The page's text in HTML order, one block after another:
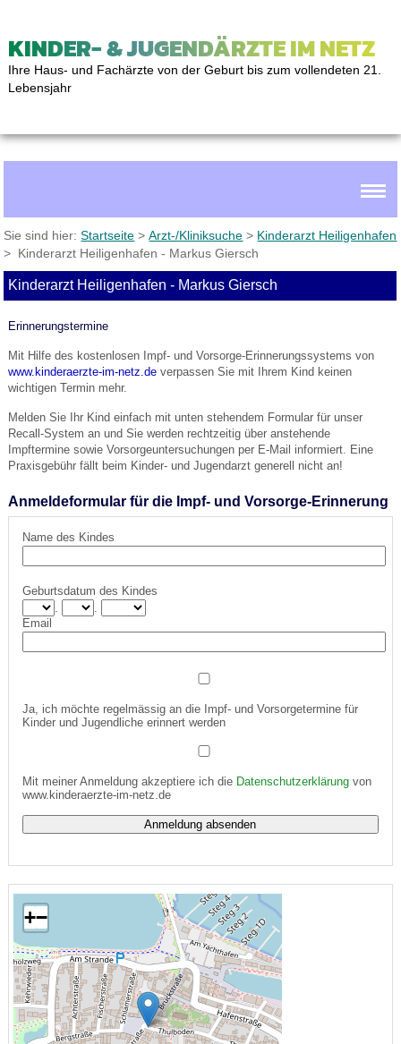
KINDER- & JUGENDÄRZTE IM NETZ
Ihre Haus- und Fachärzte von der Geburt bis zum vollendeten 21.
Lebensjahr
Sie sind hier:Startseite >Arzt-/Kliniksuche > Kinderarzt Heiligenhafen
> Kinderarzt Heiligenhafen - Markus Giersch
Kinderarzt Heiligenhafen - Markus Giersch
Erinnerungstermine
Mit Hilfe des kostenlosen Impf- und Vorsorge-Erinnerungssystems von
www.kinderaerzte-im-netz.deverpassen Sie mit Ihrem Kind keinen
wichtigen Termin mehr.
Melden Sie Ihr Kind einfach mit unten stehendem Formular für unser
Recall-System an und Sie werden rechtzeitig über anstehende
Impftermine sowie Vorsorgeuntersuchungen per E-Mail informiert. Eine
Praxisgebühr fällt beim Kinder- und Jugendarzt generell nicht an!
Anmeldeformular für die Impf- und Vorsorge-Erinnerung
Name des Kindes
Geburtsdatum des Kindes
Email
Ja, ich möchte regelmässig an die Impf- und Vorsorgetermine für
Kinder und Jugendliche erinnert werden
Mit meiner Anmeldung akzeptiere ich die Datenschutzerklärungvon
www.kinderaerzte-im-netz.de
+−